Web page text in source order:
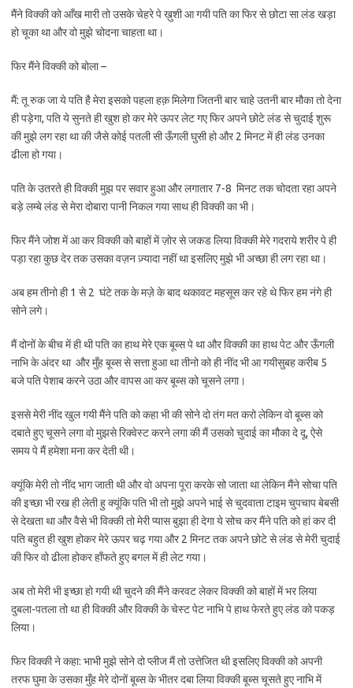
मैंने विक्की को आँख मारी तो उसके चेहरे पे ख़ुशी आ गयी पति का फिर से छोटा सा लंड खड़ा
हो चूका था और वो मुझे चोदना चाहता था।
फिर मैंने विक्की को बोला –
मैं: तू रुक जा ये पति है मेरा इसको पहला हक़ मिलेगा जितनी बार चाहे उतनी बार मौका तो देना
ही पड़ेगा, पति ये सुनते ही खुश हो कर मेरे ऊपर लेट गए फिर अपने छोटे लंड से चुदाई शुरू
की मुझे लग रहा था की जैसे कोई पतली सी ऊँगली घुसी हो और 2 मिनट में ही लंड उनका
ढीला हो गया।
पति के उतरते ही विक्की मुझ पर सवार हुआ और लगातार 7-8 मिनट तक चोदता रहा अपने
बड़े लम्बे लंड से मेरा दोबारा पानी निकल गया साथ ही विक्की का भी।
फिर मैंने जोश में आ कर विक्की को बाहों में ज़ोर से जकड लिया विक्की मेरे गदराये शरीर पे ही
पड़ा रहा कुछ देर तक उसका वज़न ज़्यादा नहीं था इसलिए मुझे भी अच्छा ही लग रहा था।
अब हम तीनो ही 1 से 2 घंटे तक के मज़े के बाद थकावट महसूस कर रहे थे फिर हम नंगे ही
सोने लगे।
मैं दोनों के बीच में ही थी पति का हाथ मेरे एक बूब्स पे था और विक्की का हाथ पेट और ऊँगली
नाभि के अंदर था और मुँह बूब्स से सत्ता हुआ था तीनो को ही नींद भी आ गयीसुबह करीब 5
बजे पति पेशाब करने उठा और वापस आ कर बूब्स को चूसने लगा।
इससे मेरी नींद खुल गयी मैंने पति को कहा भी की सोने दो तंग मत करो लेकिन वो बूब्स को
दबाते हुए चूसने लगा वो मुझसे रिक्वेस्ट करने लगा की मैं उसको चुदाई का मौका दे दू, ऐसे
समय पे मैं हमेशा मना कर देती थी।
क्यूंकि मेरी तो नींद भाग जाती थी और वो अपना पूरा करके सो जाता था लेकिन मैंने सोचा पति
की इच्छा भी रख ही लेती हु क्यूंकि पति भी तो मुझे अपने भाई से चुदवाता टाइम चुपचाप बेबसी
से देखता था और वैसे भी विक्की तो मेरी प्यास बुझा ही देगा ये सोच कर मैंने पति को हां कर दी
पति बहुत ही खुश होकर मेरे ऊपर चढ़ गया और 2 मिनट तक अपने छोटे से लंड से मेरी चुदाई
की फिर वो ढीला होकर हाँफते हुए बगल में ही लेट गया।
अब तो मेरी भी इच्छा हो गयी थी चुदने की मैंने करवट लेकर विक्की को बाहों में भर लिया
दुबला-पतला तो था ही विक्की और विक्की के चेस्ट पेट नाभि पे हाथ फेरते हुए लंड को पकड़
लिया।
फिर विक्की ने कहा: भाभी मुझे सोने दो प्लीज मैं तो उत्तेजित थी इसलिए विक्की को अपनी
तरफ घुमा के उसका मुँह मेरे दोनों बूब्स के भीतर दबा लिया विक्की बूब्स चूसते हुए नाभि में